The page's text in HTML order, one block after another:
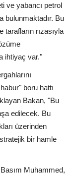
ve yabancı petrol
bulunmaktadır. Bu
rızasıyla
ihtiyaç var."
boru hattı
Bakan, "Bu
edilecek. Bu
üzerinden
bir hamle
Muhammed,